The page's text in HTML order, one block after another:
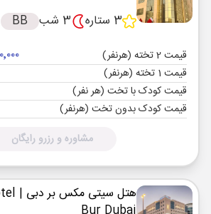
3 ستاره
3 شب BB
قیمت 2 تخته (هرنفر)
قیمت 1 تخته (هرنفر)
قیمت کودک با تخت (هر نفر)
قیمت کودک بدون تخت (هرنفر)
مشاوره و رزرو رایگان
هتل سیتی مکس بر دبی